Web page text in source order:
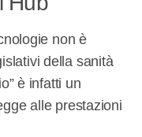
non è
della sanità
è infatti un
alle prestazioni